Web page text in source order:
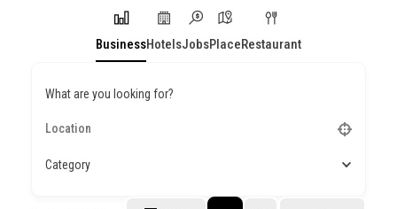
BusinessHotelsJobsPlaceRestaurant
What are you looking for?
Category